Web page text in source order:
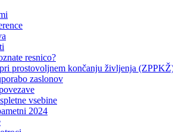
resnico?
prostovoljnem končanju življenja
zaslonov
vsebine
2024